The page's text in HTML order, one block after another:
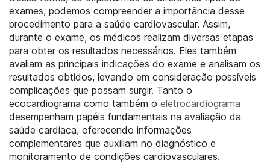
exames, podemos compreender a importância desse
procedimento para a saúde cardiovascular. Assim,
durante o exame, os médicos realizam diversas etapas
para obter os resultados necessários. Eles também
avaliam as principais indicações do exame e analisam os
resultados obtidos, levando em consideração possíveis
complicações que possam surgir. Tanto o
ecocardiograma como também o eletrocardiograma
desempenham papéis fundamentais na avaliação da
saúde cardíaca, oferecendo informações
complementares que auxiliam no diagnóstico e
monitoramento de condições cardiovasculares.